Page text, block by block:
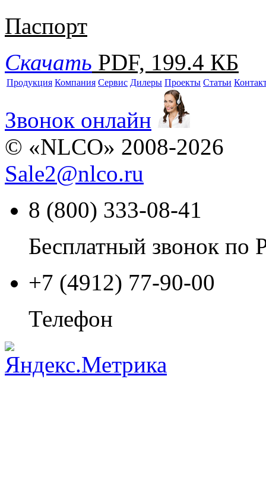
Паспорт
Скачать PDF, 199.4 КБ
Продукция Компания Сервис Дилеры Проекты Статьи
Звонок онлайн
© «NLCO» 2008-2026
Sale2@nlco.ru
8 (800) 333-08-41
Бесплатный звонок по
+7 (4912) 77-90-00
Телефон